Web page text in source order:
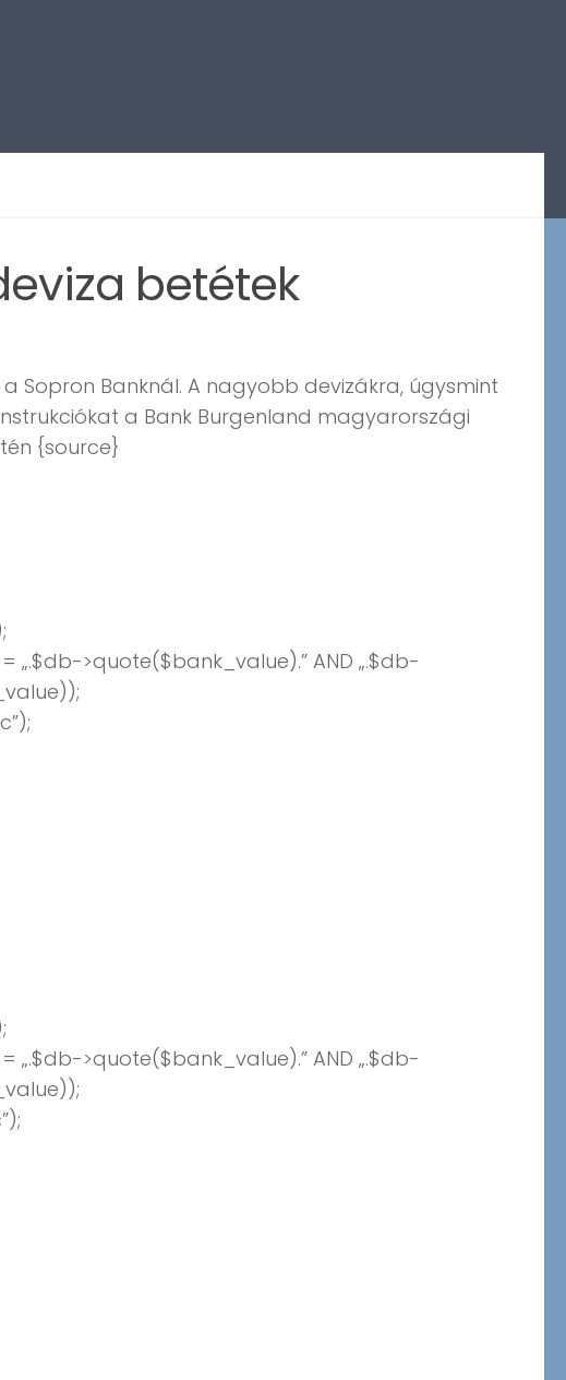
betétek
Sopron Banknál. A nagyobb devizákra, úgysmint
a Bank Burgenland magyarországi
{source}
„.$db->quote($bank_value).” AND „.$db-
„.$db->quote($bank_value).” AND „.$db-